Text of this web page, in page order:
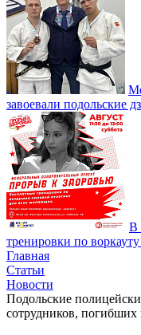
завоевали подольские
В
тренировки по
Главная
Статьи
Новости
Подольские
сотрудников,